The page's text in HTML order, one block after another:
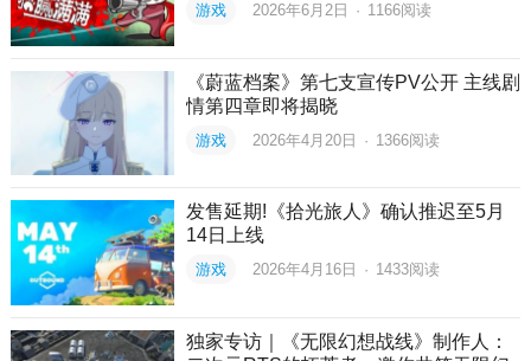
游戏 2026年6月2日 · 1166阅读
《蔚蓝档案》第七支宣传PV公开 主线剧
情第四章即将揭晓
游戏 2026年4月20日 · 1366阅读
发售延期!《拾光旅人》确认推迟至5月
14日上线
游戏 2026年4月16日 · 1433阅读
独家专访｜《无限幻想战线》制作人：